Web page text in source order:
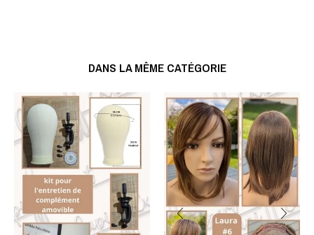
DANS LA MÊME CATÉGORIE